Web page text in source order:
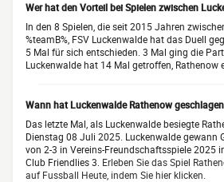
Wer hat den Vorteil bei Spielen zwischen
In den 8 Spielen, die seit 2015 Jahren
%teamB%, FSV Luckenwalde hat das Duell
5 Mal für sich entschieden. 3 Mal ging die
Luckenwalde hat 14 Mal getroffen, Rathenow
Wann hat Luckenwalde Rathenow
Das letzte Mal, als Luckenwalde besiegte
Dienstag 08 Juli 2025. Luckenwalde gewann
von 2-3 in Vereins-Freundschaftsspiele 2025
Club Friendlies 3. Erleben Sie das Spiel
auf Fussball Heute, indem Sie hier klicken.